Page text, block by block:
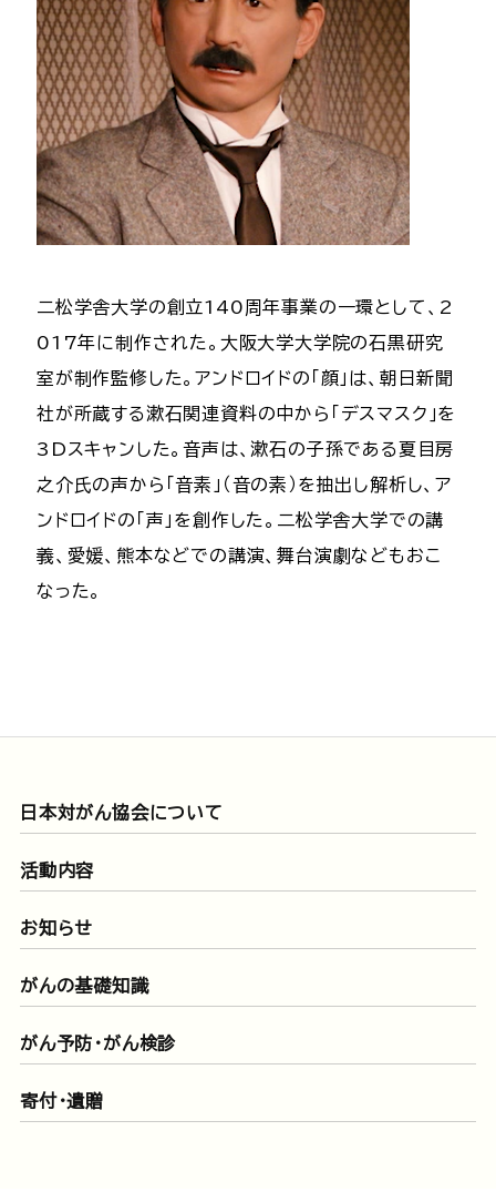
二松学舎大学の創立140周年事業の一環として、2
017年に制作された。大阪大学大学院の石黒研究
室が制作監修した。アンドロイドの「顔」は、朝日新聞
社が所蔵する漱石関連資料の中から｢デスマスク｣を
3Dスキャンした。音声は、漱石の子孫である夏目房
之介氏の声から「音素」（音の素）を抽出し解析し、ア
ンドロイドの「声」を創作した。二松学舎大学での講
義、愛媛、熊本などでの講演、舞台演劇などもおこ
なった。
日本対がん協会について
活動内容
お知らせ
がんの基礎知識
がん予防・がん検診
寄付・遺贈